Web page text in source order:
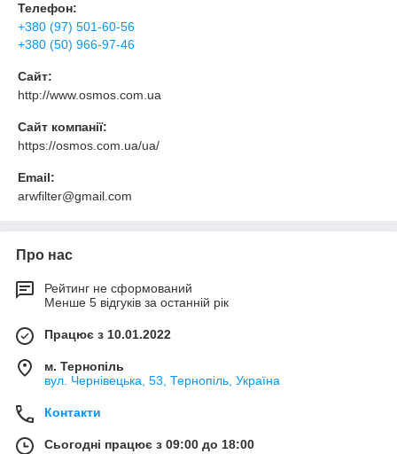
Телефон:
+380 (97) 501-60-56
+380 (50) 966-97-46
Сайт:
http://www.osmos.com.ua
Сайт компанії:
https://osmos.com.ua/ua/
Email:
arwfilter@gmail.com
Про нас
Рейтинг не сформований
Менше 5 відгуків за останній рік
Працює з 10.01.2022
м. Тернопіль
вул. Чернівецька, 53, Тернопіль, Україна
Контакти
Сьогодні працює з 09:00 до 18:00